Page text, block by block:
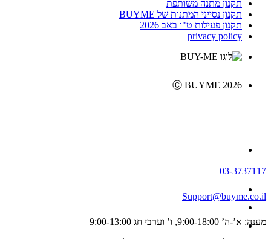
תקנון מתנה משותפת
תקנון נסייני המתנות של BUYME
תקנון פעילות ט"ו באב 2026
privacy policy
Ⓒ BUYME 2026
03-3737117
Support@buyme.co.il
מענה: א’-ה’ 9:00-18:00, ו’ וערבי חג 9:00-13:00